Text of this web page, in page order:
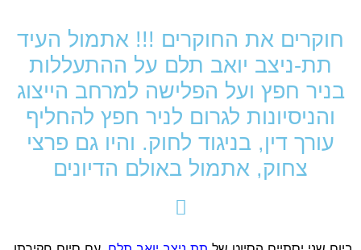
חוקרים את החוקרים !!! אתמול העיד
תת-ניצב יואב תלם על ההתעללות
בניר חפץ ועל הפלישה למרחב הייצוג
והניסיונות לגרום לניר חפץ להחליף
עורך דין, בניגוד לחוק. והיו גם פרצי
צחוק, אתמול באולם הדיונים